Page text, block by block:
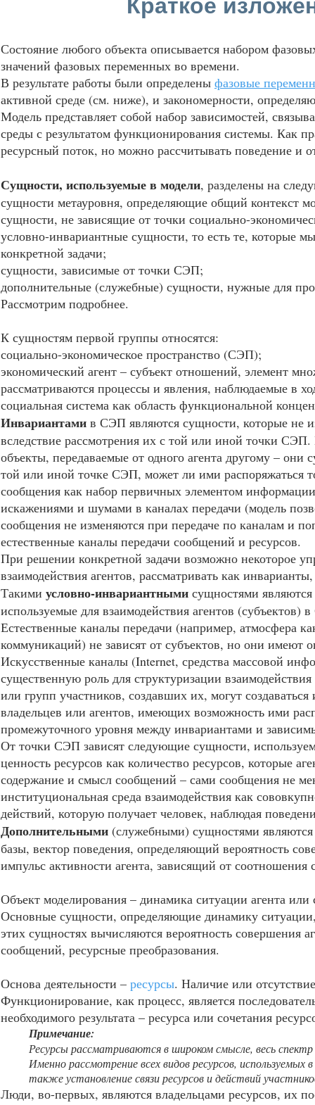
Краткое
Состояние любого объекта описывается набором
значений фазовых переменных во времени.
В результате работы были определены фазовые
активной среде (см. ниже), и закономерности,
Модель представляет собой набор зависимостей,
среды с результатом функционирования системы. Как
ресурсный поток, но можно рассчитывать поведение и
Сущности, используемые в модели, разделены на
сущности метауровня, определяющие общий контекст
сущности, не зависящие от точки социально-
условно-инвариантные сущности, то есть те, которые
конкретной задачи;
сущности, зависимые от точки СЭП;
дополнительные (служебные) сущности, нужные для
Рассмотрим подробнее.
К сущностям первой группы относятся:
социально-экономическое пространство (СЭП);
экономический агент – субъект отношений, элемент
рассматриваются процессы и явления, наблюдаемые в
социальная система как область функциональной
Инвариантами в СЭП являются сущности, которые не
вследствие рассмотрения их с той или иной точки
объекты, передаваемые от одного агента другому –
той или иной точке СЭП, может ли ими распоряжаться
сообщения как набор первичных элементом
искажениями и шумами в каналах передачи (модель
сообщения не изменяются при передаче по каналам и
естественные каналы передачи сообщений и ресурсов.
При решении конкретной задачи возможно некоторое
взаимодействия агентов, рассматривать как
Такими условно-инвариантными сущностями
используемые для взаимодействия агентов (субъектов)
Естественные каналы передачи (например, атмосфера
коммуникаций) не зависят от субъектов, но они имеют
Искусственные каналы (Internet, средства массовой
существенную роль для структуризации
или групп участников, создавших их, могут
владельцев или агентов, имеющих возможность ими
промежуточного уровня между инвариантами и
От точки СЭП зависят следующие сущности,
ценность ресурсов как количество ресурсов, которые
содержание и смысл сообщений – сами сообщения не
институциональная среда взаимодействия как
действий, которую получает человек, наблюдая
Дополнительными (служебными) сущностями являются
базы, вектор поведения, определяющий вероятность
импульс активности агента, зависящий от
Объект моделирования – динамика ситуации агента
Основные сущности, определяющие динамику
этих сущностях вычисляются вероятность совершения
сообщений, ресурсные преобразования.
Основа деятельности – ресурсы. Наличие или
Функционирование, как процесс, является
необходимого результата – ресурса или сочетания
Примечание:
Ресурсы рассматриваются в широком смысле, весь
Именно рассмотрение всех видов ресурсов,
также установление связи ресурсов и действий
Люди, во-первых, являются владельцами ресурсов, их